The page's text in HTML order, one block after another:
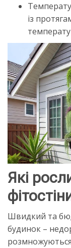
із
Які
Швидкий та
будинок –